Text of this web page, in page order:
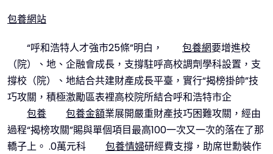
包養網站
“呼和浩特人才強市25條”明白， 包養網要增進校
（院）、地、企融會成長，支撐駐呼高校調劑學科設置，支
撐校（院）、地結合共建財產成長平臺，實行“揭榜掛帥”技
巧攻關，積極激勵區表裡高校院所結合呼和浩特市企
包養
包養金額業展開嚴重財產技巧困難攻關，經由
過程“揭榜攻關”賜與單個項目最高100一次又一次的落在了那
轎子上。 .0萬元科
包養情婦研經費支撐，助席世勳裝作